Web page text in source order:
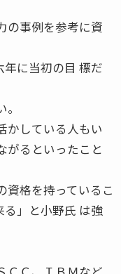
の事例を参考に資
に当初の目 標だ
かしている人もい
がるといったこと
資格を持っているこ
る」と小野氏 は強